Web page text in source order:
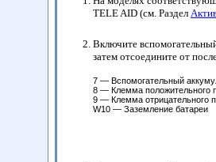
TELE AID (см. Раздел
Включите
затем отсоедините от
7 — Вспомогательный
8 — Клемма положительного
9 — Клемма отрицательного
W10 — Заземление батареи